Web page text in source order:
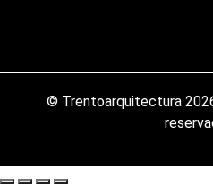
© Trentoarquitectura